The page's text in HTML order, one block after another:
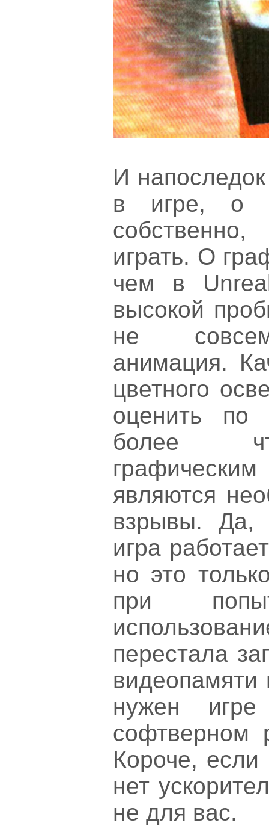
И
в игре, о
играть. О
чем в
высокой
не
анимация.
цветного
оценить по
более
являются
взрывы.
игра
но это
при
перестала
видеопамяти
нужен
софтверном
Короче,
нет
не для вас.